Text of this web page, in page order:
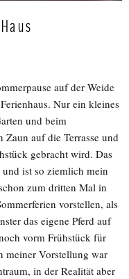
auf der Weide
Nur ein kleines
und beim
Zaun auf die Terrasse und
gebracht wird. Das
ist so ziemlich mein
zum dritten Mal in
vorstellen, als
das eigene Pferd auf
vorm Frühstück für
meiner Vorstellung war
in der Realität aber